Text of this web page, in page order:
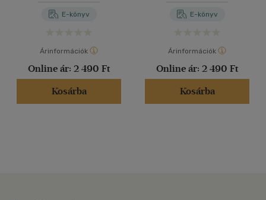
E-könyv
Árinformációk
Online ár: 2 490 Ft
Kosárba
E-könyv
Árinformációk
Online ár: 2 490 Ft
Kosárba